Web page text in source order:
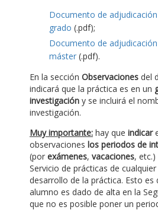
Documento de
grado (.pdf);
Documento de
máster (.pdf).
En la sección Observaciones del
indicará que la práctica es en un
investigación y se incluirá el
investigación.
Muy importante: hay que indicar
observaciones los periodos de
(por exámenes, vacaciones,
Servicio de prácticas de
desarrollo de la práctica. Esto es
alumno es dado de alta en la
que no es posible poner un